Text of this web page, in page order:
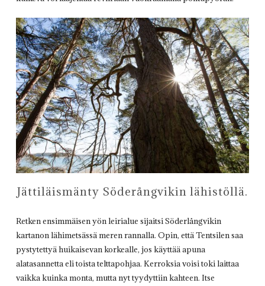
Jättiläismänty Söderångvikin lähistöllä.
Retken ensimmäisen yön leirialue sijaitsi Söderlångvikin
kartanon lähimetsässä meren rannalla. Opin, että Tentsilen saa
pystytettyä huikaisevan korkealle, jos käyttää apuna
alatasannetta eli toista telttapohjaa. Kerroksia voisi toki laittaa
vaikka kuinka monta, mutta nyt tyydyttiin kahteen. Itse